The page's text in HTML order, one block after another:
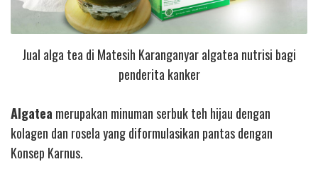
Jual alga tea di Matesih Karanganyar algatea nutrisi bagi
penderita kanker
Algatea merupakan minuman serbuk teh hijau dengan
kolagen dan rosela yang diformulasikan pantas dengan
Konsep Karnus.